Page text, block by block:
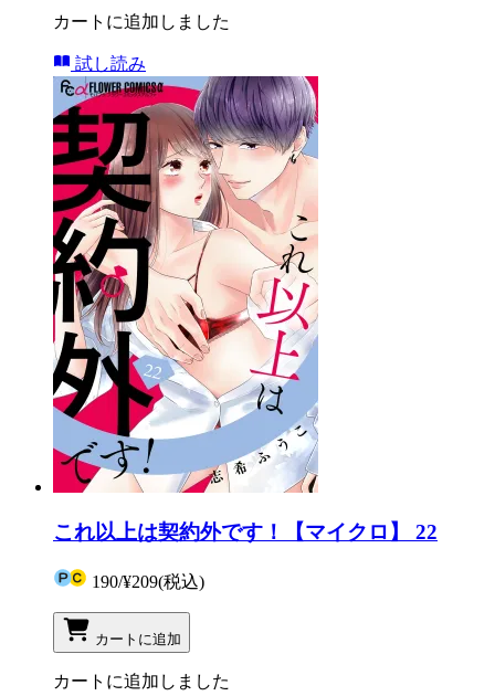
カートに追加しました
試し読み
これ以上は契約外です！【マイクロ】 22
190/¥209(税込)
カートに追加
カートに追加しました